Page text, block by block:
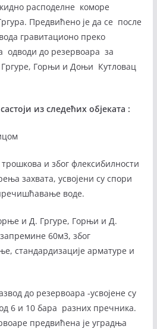
расподелне коморе
Предвићено је да се после
гравитационо преко
одводи до резервоара за
Горњи и Доњи Кутловац
из следећих објеката :
и због флексибилности
захвата, усвојени су спори
воде.
и Д. Гргуре, Горњи и Д.
60м3, због
стандардизације арматуре и
до резервоара -усвојене су
6 и 10 бара разних пречника.
предвићена је уградња